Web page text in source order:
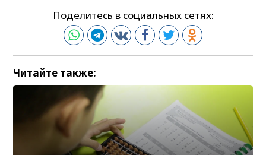
Поделитесь в социальных сетях:
Читайте также: